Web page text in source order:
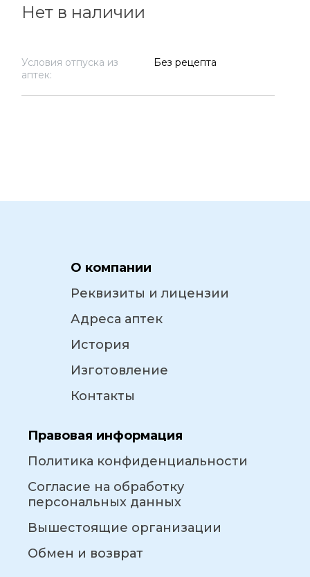
Нет в наличии
Условия отпуска из
аптек:
Без рецепта
О компании
Реквизиты и лицензии
Адреса аптек
История
Изготовление
Контакты
Правовая информация
Политика конфиденциальности
Согласие на обработку
персональных данных
Вышестоящие организации
Обмен и возврат